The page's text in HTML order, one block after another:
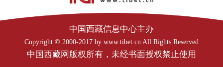
中国西藏信息中心主办
Copyright © 2000-2017 by www.tibet.cn All Rights Reserved
中国西藏网版权所有，未经书面授权禁止使用